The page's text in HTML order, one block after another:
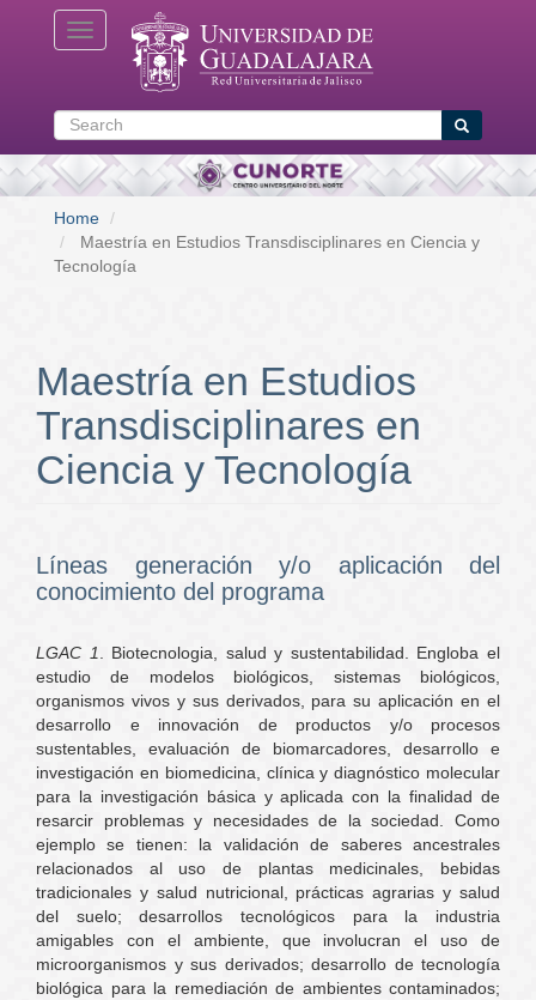
Toggle navigation
Search Search
Home
Maestría en Estudios Transdisciplinares en Ciencia y
Tecnología
Maestría en Estudios
Transdisciplinares en
Ciencia y Tecnología
Líneas generación y/o aplicación del
conocimiento del programa
LGAC 1 . Biotecnologia, salud y sustentabilidad. Engloba el
estudio de modelos biológicos, sistemas biológicos,
organismos vivos y sus derivados, para su aplicación en el
desarrollo e innovación de productos y/o procesos
sustentables, evaluación de biomarcadores, desarrollo e
investigación en biomedicina, clínica y diagnóstico molecular
para la investigación básica y aplicada con la finalidad de
resarcir problemas y necesidades de la sociedad. Como
ejemplo se tienen: la validación de saberes ancestrales
relacionados al uso de plantas medicinales, bebidas
tradicionales y salud nutricional, prácticas agrarias y salud
del suelo; desarrollos tecnológicos para la industria
amigables con el ambiente, que involucran el uso de
microorganismos y sus derivados; desarrollo de tecnología
biológica para la remediación de ambientes contaminados;